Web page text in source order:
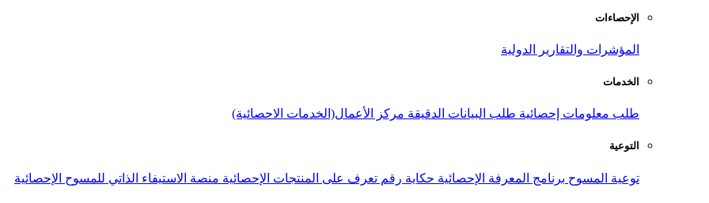
الإحصاءات
المؤشرات والتقارير الدولية
الخدمات
طلب معلومات إحصائية طلب البيانات الدقيقة مركز الأعمال(الخدمات الاحصائية)
التوعية
توعية المسوح برنامج المعرفة الإحصائية حكاية رقم تعرف على المنتجات الإحصائية منصة الاستيفاء الذاتي للمسوح الإحصائية